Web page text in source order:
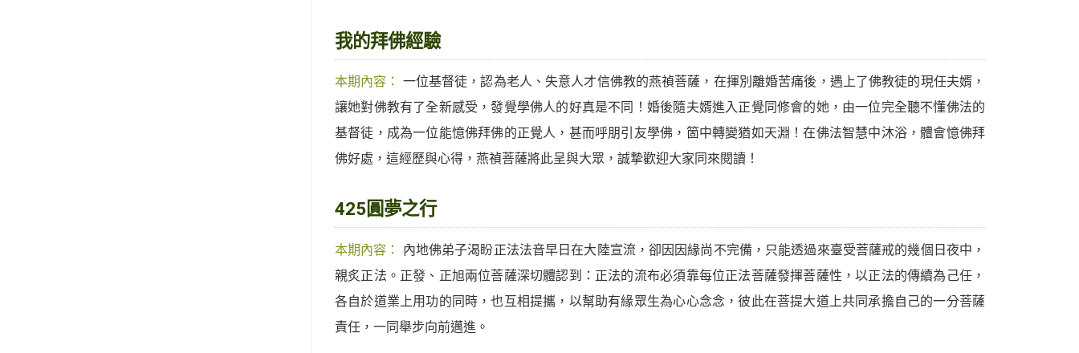
我的拜佛經驗
本期內容：
一位基督徒，認為老人、失意人才信佛教的燕禎菩薩，在揮別離婚苦痛後，遇上了佛教徒的現任夫婿，
讓她對佛教有了全新感受，發覺學佛人的好真是不同！婚後隨夫婿進入正覺同修會的她，由一位完全聽不懂佛法的
基督徒，成為一位能憶佛拜佛的正覺人，甚而呼朋引友學佛，箇中轉變猶如天淵！在佛法智慧中沐浴，體會憶佛拜
佛好處，這經歷與心得，燕禎菩薩將此呈與大眾，誠摯歡迎大家同來閱讀！
425圓夢之行
本期內容：
內地佛弟子渴盼正法法音早日在大陸宣流，卻因因緣尚不完備，只能透過來臺受菩薩戒的幾個日夜中，
親炙正法。正發、正旭兩位菩薩深切體認到：正法的流布必須靠每位正法菩薩發揮菩薩性，以正法的傳續為己任，
各自於道業上用功的同時，也互相提攜，以幫助有緣眾生為心心念念，彼此在菩提大道上共同承擔自己的一分菩薩
責任，一同舉步向前邁進。